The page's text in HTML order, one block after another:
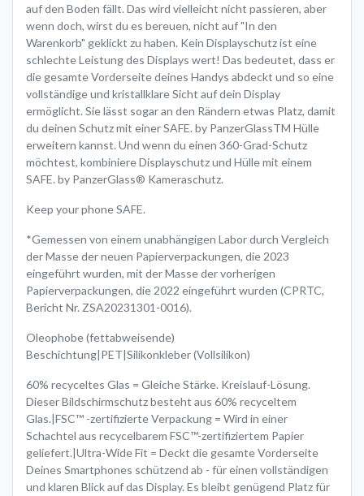
auf den Boden fällt. Das wird vielleicht nicht passieren, aber
wenn doch, wirst du es bereuen, nicht auf "In den
Warenkorb" geklickt zu haben. Kein Displayschutz ist eine
schlechte Leistung des Displays wert! Das bedeutet, dass er
die gesamte Vorderseite deines Handys abdeckt und so eine
vollständige und kristallklare Sicht auf dein Display
ermöglicht. Sie lässt sogar an den Rändern etwas Platz, damit
du deinen Schutz mit einer SAFE. by PanzerGlassTM Hülle
erweitern kannst. Und wenn du einen 360-Grad-Schutz
möchtest, kombiniere Displayschutz und Hülle mit einem
SAFE. by PanzerGlass® Kameraschutz.
Keep your phone SAFE.
*Gemessen von einem unabhängigen Labor durch Vergleich
der Masse der neuen Papierverpackungen, die 2023
eingeführt wurden, mit der Masse der vorherigen
Papierverpackungen, die 2022 eingeführt wurden (CPRTC,
Bericht Nr. ZSA20231301-0016).
Oleophobe (fettabweisende)
Beschichtung|PET|Silikonkleber (Vollsilikon)
60% recyceltes Glas = Gleiche Stärke. Kreislauf-Lösung.
Dieser Bildschirmschutz besteht aus 60% recyceltem
Glas.|FSC™ -zertifizierte Verpackung = Wird in einer
Schachtel aus recycelbarem FSC™-zertifiziertem Papier
geliefert.|Ultra-Wide Fit = Deckt die gesamte Vorderseite
Deines Smartphones schützend ab - für einen vollständigen
und klaren Blick auf das Display. Es bleibt genügend Platz für